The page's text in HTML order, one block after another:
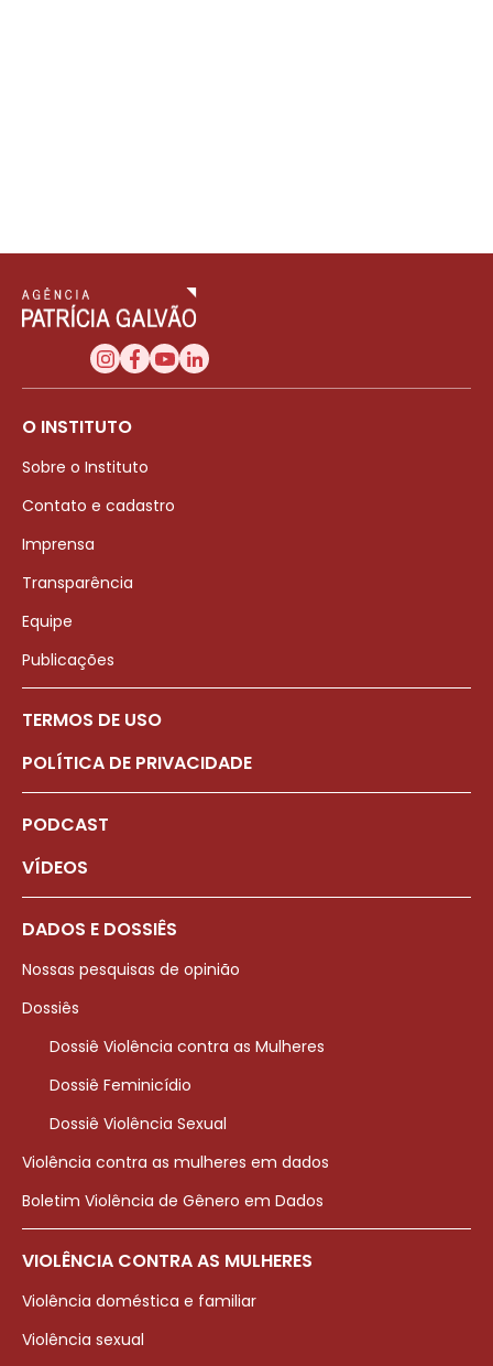
O INSTITUTO
Sobre o Instituto
Contato e cadastro
Imprensa
Transparência
Equipe
Publicações
TERMOS DE USO
POLÍTICA DE PRIVACIDADE
PODCAST
VÍDEOS
DADOS E DOSSIÊS
Nossas pesquisas de opinião
Dossiês
Dossiê Violência contra as Mulheres
Dossiê Feminicídio
Dossiê Violência Sexual
Violência contra as mulheres em dados
Boletim Violência de Gênero em Dados
VIOLÊNCIA CONTRA AS MULHERES
Violência doméstica e familiar
Violência sexual